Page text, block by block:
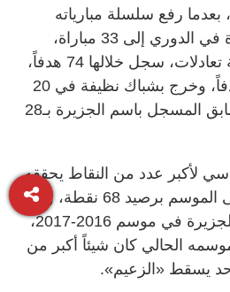
بعدما رفع سلسلة مبارياته
المتتالية من دون خسارة في الدوري إلى 33 مباراة،
بواقع 25 انتصاراً وثمانية تعادلات، سجل خلالها 74 هدفاً،
واستقبلت شباكه 25 هدفاً، وخرج بشباك نظيفة في 20
لقاءً، متجاوزاً الرقم السابق المسجل باسم الجزيرة بـ28
لأكبر عدد من النقاط يحققه
بطل الدوري، بعدما أنهى الموسم برصيد 68 نقطة، وهو
الرقم ذاته الذي حققه الجزيرة في موسم 2016-2017،
الحالي كان شيئاً أكبر من
يسقط «الزعيم».